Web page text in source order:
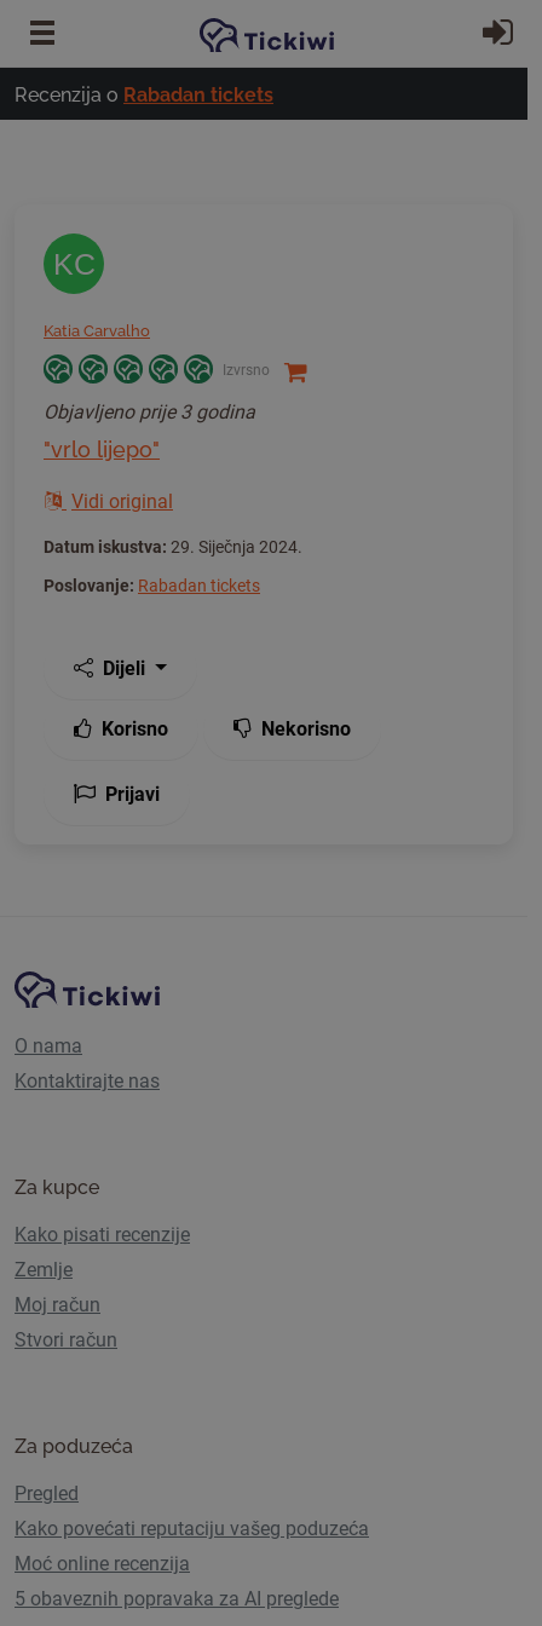
Preskoči na glavni sadržaj
Recenzija o Rabadan tickets
KC
Katia Carvalho
Izvrsno
Objavljeno prije 3 godina
"vrlo lijepo"
Vidi original
Datum iskustva: 29. Siječnja 2024.
Poslovanje: Rabadan tickets
Dijeli
Korisno Nekorisno
Prijavi
Navigacija stranice
Tickiwi platforma
O nama
Kontaktirajte nas
Za kupce
Kako pisati recenzije
Zemlje
Moj račun
Stvori račun
Za poduzeća
Pregled
Kako povećati reputaciju vašeg poduzeća
Moć online recenzija
5 obaveznih popravaka za AI preglede